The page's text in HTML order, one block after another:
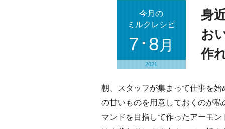
今月の
ミルクレシピ
7･8 月
2021
身
お
作
朝、スタッフが集まって仕事を
の甘いものを用意しておくのが
マンドを目指して作ったアーモ